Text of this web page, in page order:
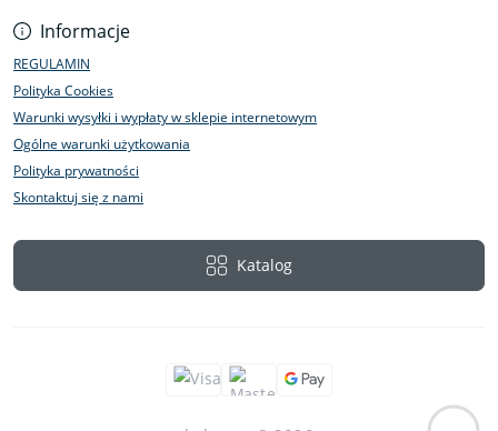
Informacje
REGULAMIN
Polityka Cookies
Warunki wysyłki i wypłaty w sklepie internetowym
Ogólne warunki użytkowania
Polityka prywatności
Skontaktuj się z nami
Katalog